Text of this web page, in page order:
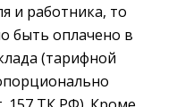
и работника, то
быть оплачено в
(тарифной